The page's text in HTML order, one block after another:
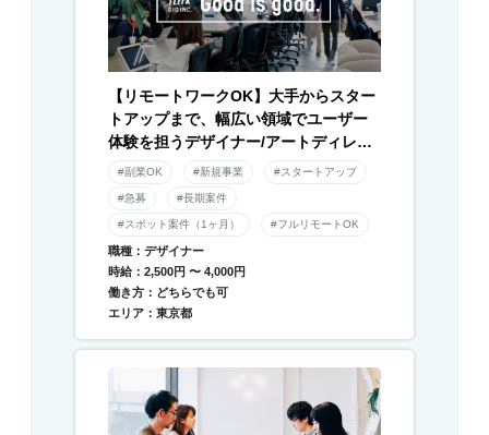
【リモートワークOK】大手からスター
トアップまで、幅広い領域でユーザー
体験を担うデザイナー/アートディレク
ター募集！
#副業OK #新規事業 #スタートアップ
#急募 #長期案件
#スポット案件（1ヶ月） #フルリモートOK
職種：デザイナー
時給：2,500円 〜 4,000円
働き方：どちらでも可
エリア：東京都